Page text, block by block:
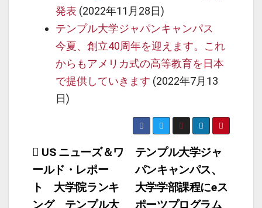
発表 (2022年11月28日)
テンプル大学ジャパンキャンパス
今夏、創立40周年を迎えます。これ
からもアメリカ式の高等教育を日本
で提供していきます (2022年7月13
日)
投
稿
ナ
テンプル大学ジャ
パンキャンパス、
大学学部課程にeス
ポーツプログラム
US ニューズ＆ワ
ールド・レポー
ト 大学院ランキ
ング テンプル大